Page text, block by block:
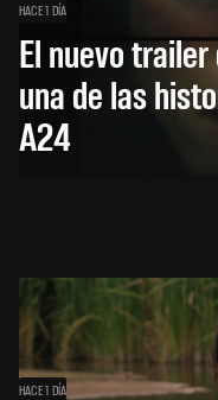
HACE 1 DÍA
El nuevo
una de las
A24
HACE 1 DÍA